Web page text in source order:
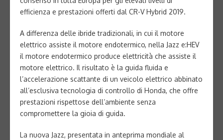
efficienza e prestazioni offerti dal CR-V Hybrid 2019.
A differenza delle ibride tradizionali, in cui il motore
elettrico assiste il motore endotermico, nella Jazz e:HEV
il motore endotermico produce elettricità che assiste il
motore elettrico. Il risultato è la guida fluida e
l’accelerazione scattante di un veicolo elettrico abbinato
all’esclusiva tecnologia di controllo di Honda, che offre
prestazioni rispettose dell’ambiente senza
compromettere la gioia di guida.
La nuova Jazz, presentata in anteprima mondiale al